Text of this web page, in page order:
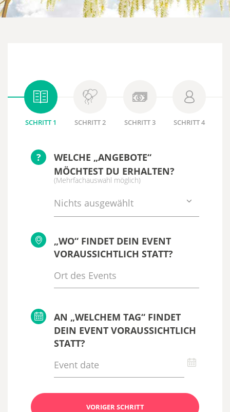
SCHRITT 1 SCHRITT 2 SCHRITT 3 SCHRITT 4
?
WELCHE „ANGEBOTE“
MÖCHTEST DU ERHALTEN?
(Mehrfachauswahl möglich)
Nichts ausgewählt
„WO“ FINDET DEIN EVENT
VORAUSSICHTLICH STATT?
AN „WELCHEM TAG“ FINDET
DEIN EVENT VORAUSSICHTLICH
STATT?
VORIGER SCHRITT